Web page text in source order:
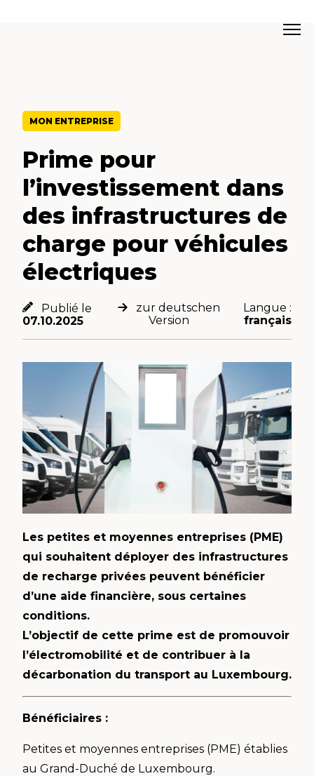
MON ENTREPRISE
Prime pour
l’investissement dans
des infrastructures de
charge pour véhicules
électriques
Publié le
07.10.2025
zur deutschen
Version
Langue :
français
Les petites et moyennes entreprises (PME)
qui souhaitent déployer des infrastructures
de recharge privées peuvent bénéficier
d’une aide financière, sous certaines
conditions.
L’objectif de cette prime est de promouvoir
l’électromobilité et de contribuer à la
décarbonation du transport au Luxembourg.
Bénéficiaires :
Petites et moyennes entreprises (PME) établies
au Grand-Duché de Luxembourg.